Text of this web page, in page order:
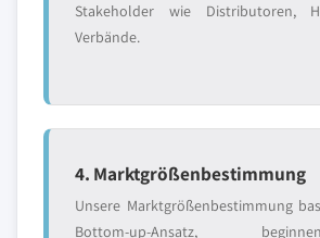
Stakeholder wie Distributoren,
Verbände.
4. Marktgrößenbestimmung
Unsere Marktgrößenbestimmung
Bottom-up-Ansatz,